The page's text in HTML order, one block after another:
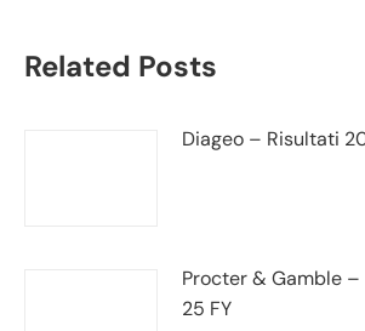
Related Posts
Diageo – Risultati
Procter & Gamble
25 FY